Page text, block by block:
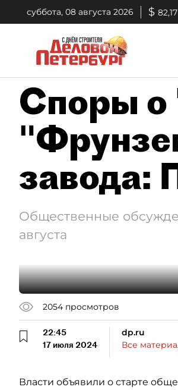
суббота, 08 августа 2026 $ 82,17
Споры о
завода:
Общественные
августа
2054 просмотров
22:45
17 июля 2024
dp.ru
Все
Власти объявили о старте